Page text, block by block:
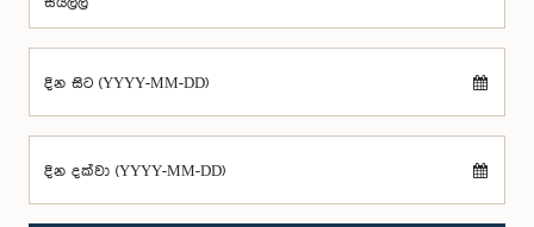
දින සිට (YYYY-MM-DD)
දින දක්වා (YYYY-MM-DD)